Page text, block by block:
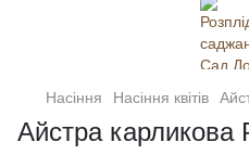
Насіння Насіння квітів
Айстра карликова